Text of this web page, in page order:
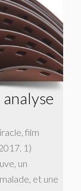
film
1)
un
et une